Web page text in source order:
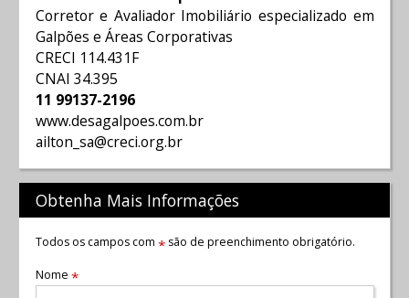
Corretor e Avaliador Imobiliário especializado em
Galpões e Áreas Corporativas
CRECI 114.431F
CNAI 34.395
11 99137-2196
www.desagalpoes.com.br
ailton_sa@creci.org.br
Obtenha Mais Informações
Todos os campos com *são de preenchimento obrigatório.
Nome *